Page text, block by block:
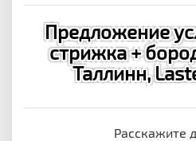
Предложение
стрижка +
Таллинн,
Расскажите